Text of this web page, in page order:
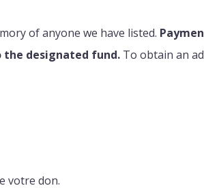
of anyone we have listed.
designated fund. To obtain an
votre don.